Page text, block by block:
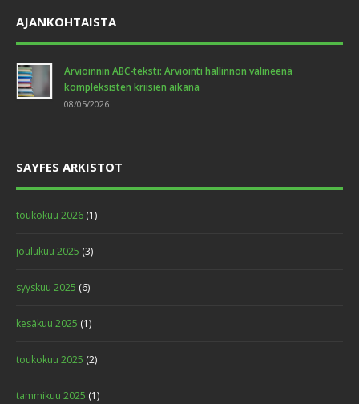
AJANKOHTAISTA
Arvioinnin ABC-teksti: Arviointi hallinnon välineenä
kompleksisten kriisien aikana
08/05/2026
SAYFES ARKISTOT
toukokuu 2026 (1)
joulukuu 2025 (3)
syyskuu 2025 (6)
kesäkuu 2025 (1)
toukokuu 2025 (2)
tammikuu 2025 (1)